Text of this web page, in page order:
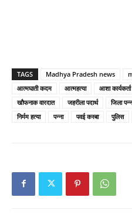
TAGS Madhya Pradesh news
आत्मघाती कदम
आत्महत्या आशा कार्यकर्ता
खौफनाक वारदात
जहरीला पदार्थ जिला
निर्मम हत्या
पन्ना पवई कस्बा पुलिस